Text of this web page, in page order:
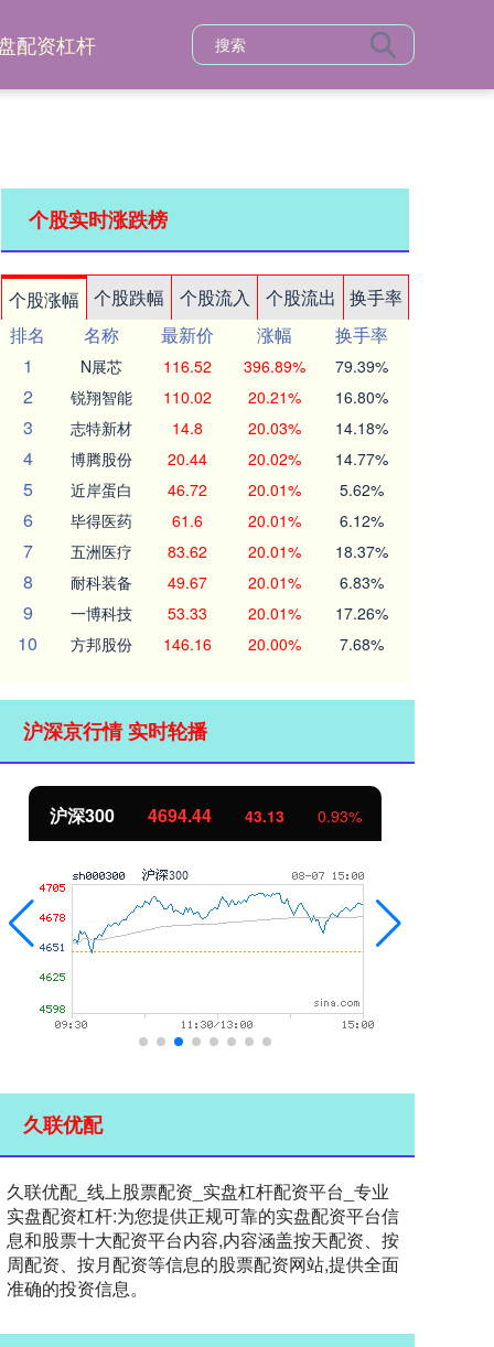
配资杠杆
个股实时涨跌榜
个股涨幅 个股跌幅 个股流入 个股流出
换手率
排名
名称 最新价 涨幅
换手率
1
N展芯 116.52 396.89% 79.39%
2 锐翔智能 110.02 20.21% 16.80%
3 志特新材 14.8 20.03% 14.18%
4 博腾股份 20.44 20.02% 14.77%
5 近岸蛋白 46.72 20.01% 5.62%
6 毕得医药 61.6 20.01% 6.12%
7 五洲医疗 83.62 20.01% 18.37%
8 耐科装备 49.67 20.01% 6.83%
9 一博科技 53.33 20.01% 17.26%
10 方邦股份 146.16 20.00% 7.68%
沪深京行情 实时轮播
北证50 1134.24 11.37 1.01%
久联优配
久联优配_线上股票配资_实盘杠杆配资平台_专业
实盘配资杠杆:为您提供正规可靠的实盘配资平台信
息和股票十大配资平台内容,内容涵盖按天配资、按
周配资、按月配资等信息的股票配资网站,提供全面
准确的投资信息。